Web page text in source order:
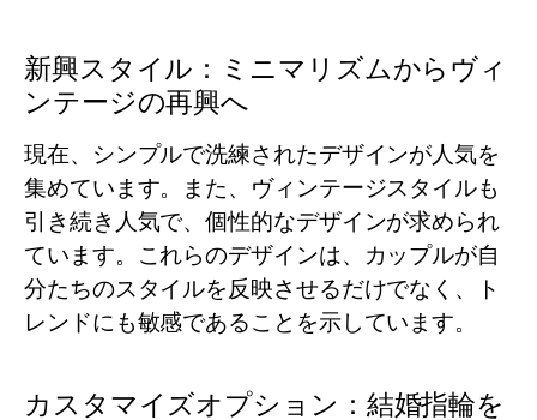
新興スタイル：ミニマリズムからヴィ
ンテージの再興へ
現在、シンプルで洗練されたデザインが人気を
集めています。また、ヴィンテージスタイルも
引き続き人気で、個性的なデザインが求められ
ています。これらのデザインは、カップルが自
分たちのスタイルを反映させるだけでなく、ト
レンドにも敏感であることを示しています。
カスタマイズオプション：結婚指輪を